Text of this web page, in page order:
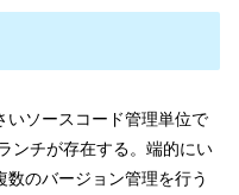
いソースコード管理単位で
ンチが存在する。端的にい
のバージョン管理を行う